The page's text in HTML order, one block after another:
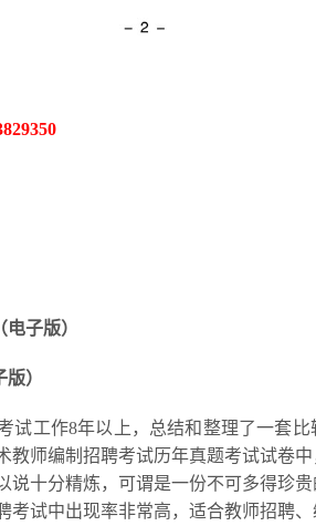
（电子版）
）
试工作8年以上，总结和整理了一套
教师编制招聘考试历年真题考试试卷
说十分精炼，可谓是一份不可多得珍
考试中出现率非常高，适合教师招聘